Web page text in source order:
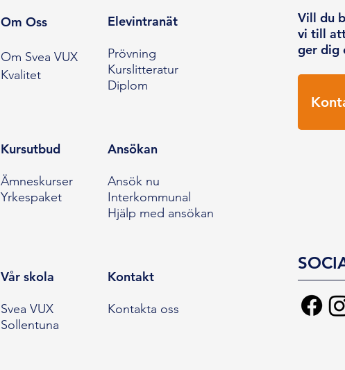
Om Oss
Om Svea VUX
Kvalitet
Elevintranät
Prövning
Kurslitteratur
Diplom
Kursutbud
Ämneskurser
Yrkespaket
Ansökan
Ansök nu
Interkommunal
Hjälp med ansökan
Vår skola
Svea VUX
Sollentuna
Kontakt
Kontakta oss
Vill du
vi till
ger dig